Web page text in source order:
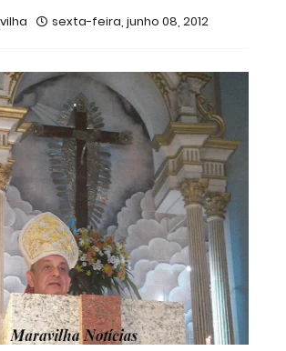
sexta-feira, junho 08, 2012